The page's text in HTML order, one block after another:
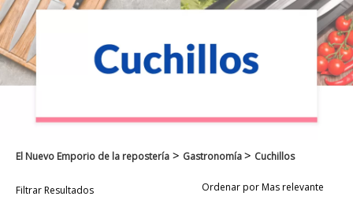
El Nuevo Emporio de la repostería > Gastronomía> Cuchillos
Filtrar Resultados Ordenar por Mas relevante